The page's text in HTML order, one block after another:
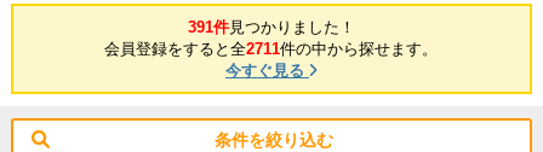
391件見つかりました！
会員登録をすると全2711件の中から探せます。
今すぐ見る
条件を絞り込む